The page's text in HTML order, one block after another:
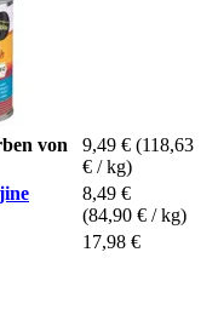
von
9,49 € (118,63
€ / kg)
8,49 €
(84,90 € / kg)
17,98 €